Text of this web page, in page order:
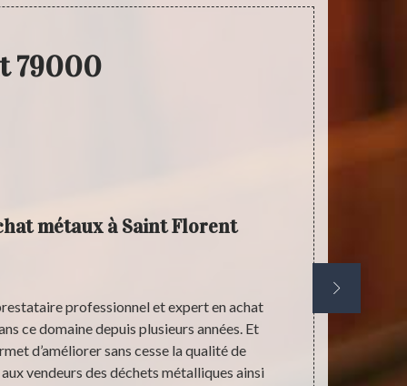
79000
métaux à Saint Florent
professionnel et expert en achat
ce domaine depuis plusieurs années. Et
d’améliorer sans cesse la qualité de
vendeurs des déchets métalliques ainsi